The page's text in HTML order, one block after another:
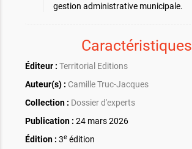
gestion administrative municipale.
Caractéristiques
Éditeur : Territorial Editions
Auteur(s) : Camille Truc-Jacques
Collection : Dossier d'experts
Publication : 24 mars 2026
Édition : 3e édition